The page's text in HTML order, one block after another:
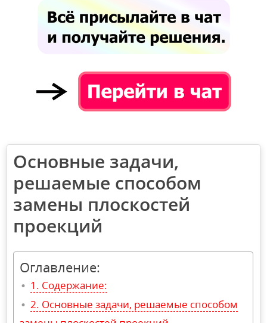
Основные задачи,
решаемые способом
замены плоскостей
проекций
Оглавление:
Содержание:
Основные задачи, решаемые способом